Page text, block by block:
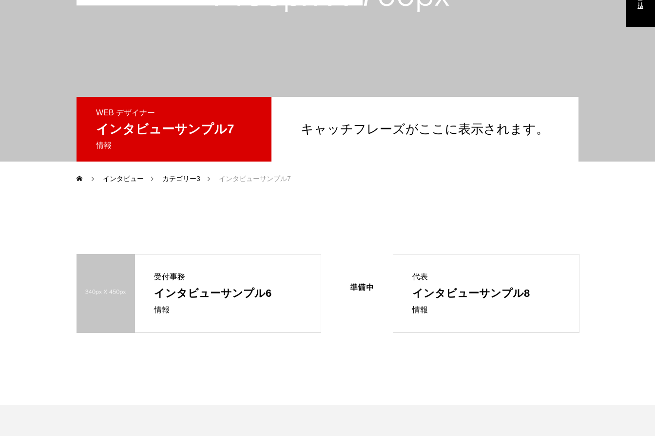
WEB デザイナー
インタビューサンプル7
情報
キャッチフレーズがここに表示されます。
インタビュー カテゴリー3 インタビューサンプル7
受付事務
インタビューサンプル6
情報
代表
インタビューサンプル8
情報